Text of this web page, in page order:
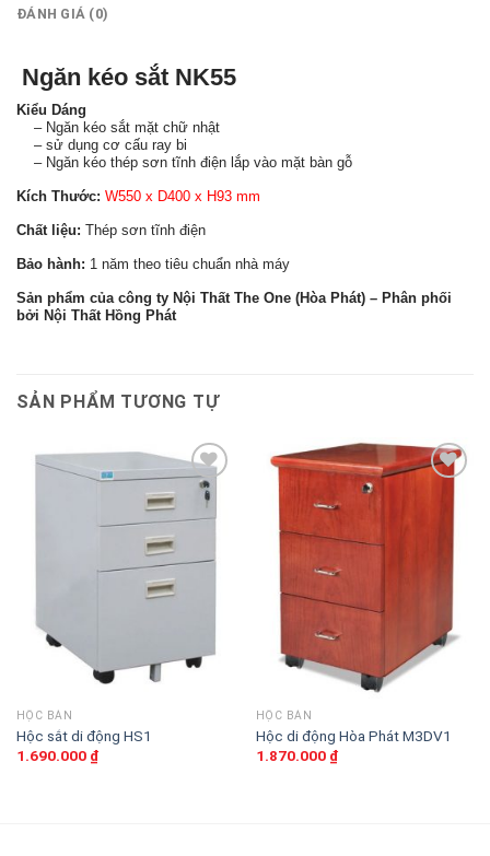
ĐÁNH GIÁ (0)
Ngăn kéo sắt NK55
Kiểu Dáng
– Ngăn kéo sắt mặt chữ nhật
– sử dụng cơ cấu ray bi
– Ngăn kéo thép sơn tĩnh điện lắp vào mặt bàn gỗ
Kích Thước: W550 x D400 x H93 mm
Chất liệu: Thép sơn tĩnh điện
Bảo hành: 1 năm theo tiêu chuẩn nhà máy
Sản phẩm của công ty Nội Thất The One (Hòa Phát) – Phân phối
bởi Nội Thất Hồng Phát
SẢN PHẨM TƯƠNG TỰ
Thêm
vào
sản
thích
HỘC BÀN
Hộc sắt di động HS1
1.690.000 ₫
Thêm
HỘC BÀN
Hộc di động Hòa Phát M3DV1
1.870.000 ₫